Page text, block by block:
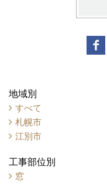
地域別
すべて
札幌市
江別市
工事部位別
窓